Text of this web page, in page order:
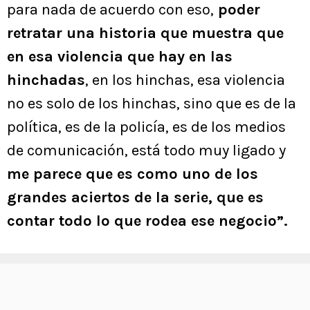
para nada de acuerdo con eso, poder
retratar una historia que muestra que
en esa violencia que hay en las
hinchadas, en los hinchas, esa violencia
no es solo de los hinchas, sino que es de la
política, es de la policía, es de los medios
de comunicación, está todo muy ligado y
me parece que es como uno de los
grandes aciertos de la serie, que es
contar todo lo que rodea ese negocio”.